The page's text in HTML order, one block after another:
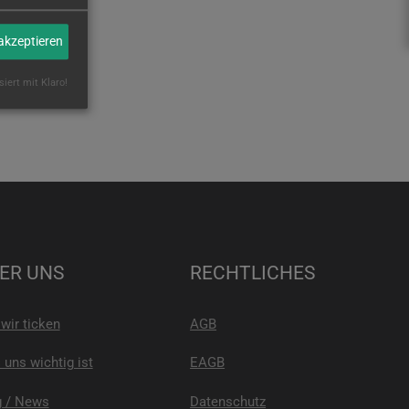
UNS
ticken
uns wichtig ist
/ News
RECHTLICHES
AGB
EAGB
Datenschutz
mit Klaro!